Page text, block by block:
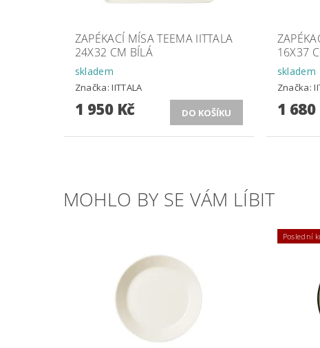
ZAPÉKACÍ MÍSA TEEMA IITTALA
24X32 CM BÍLÁ
skladem
Značka:IITTALA
1 950 Kč
16X37
skladem
Značka:
1 680
MOHLO BY SE VÁM LÍBIT
Poslední